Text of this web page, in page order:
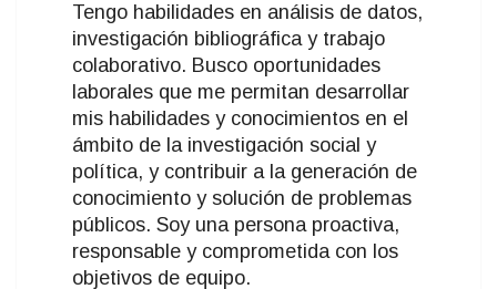
Tengo habilidades en análisis de datos,
investigación bibliográfica y trabajo
colaborativo. Busco oportunidades
laborales que me permitan desarrollar
mis habilidades y conocimientos en el
ámbito de la investigación social y
política, y contribuir a la generación de
conocimiento y solución de problemas
públicos. Soy una persona proactiva,
responsable y comprometida con los
objetivos de equipo.